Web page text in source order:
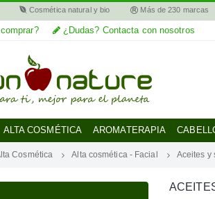
Cosmética natural y bio Más de 230 marcas
¿Dudas? Contacta con nosotros
ALTA COSMÉTICA AROMATERAPIA
Cosmética Alta cosmética - Facial Aceites y